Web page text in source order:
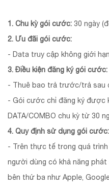
1. Chu kỳ gói cước: 30 ngày
2. Ưu đãi gói cước:
- Data truy cập không giới
3. Điều kiện đăng ký gói cước:
- Thuê bao trả trước/trả sau
- Gói cước chỉ đăng ký được
DATA/COMBO chu kỳ từ 30
4. Quy định sử dụng gói cước:
- Trên thực tế trong quá
người dùng có khả năng
bên thứ ba như Apple,